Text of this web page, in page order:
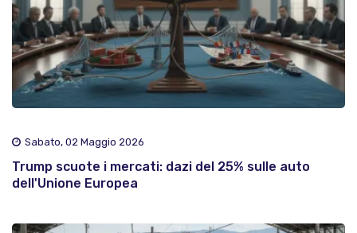
Sabato, 02 Maggio 2026
Trump scuote i mercati: dazi del 25% sulle auto
dell'Unione Europea